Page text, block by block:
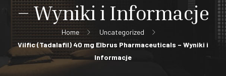
– Wyniki i Informacje
Home
Uncategorized
Vilfic (Tadalafil) 40 mg Elbrus Pharmaceuticals – Wyniki i
Informacje